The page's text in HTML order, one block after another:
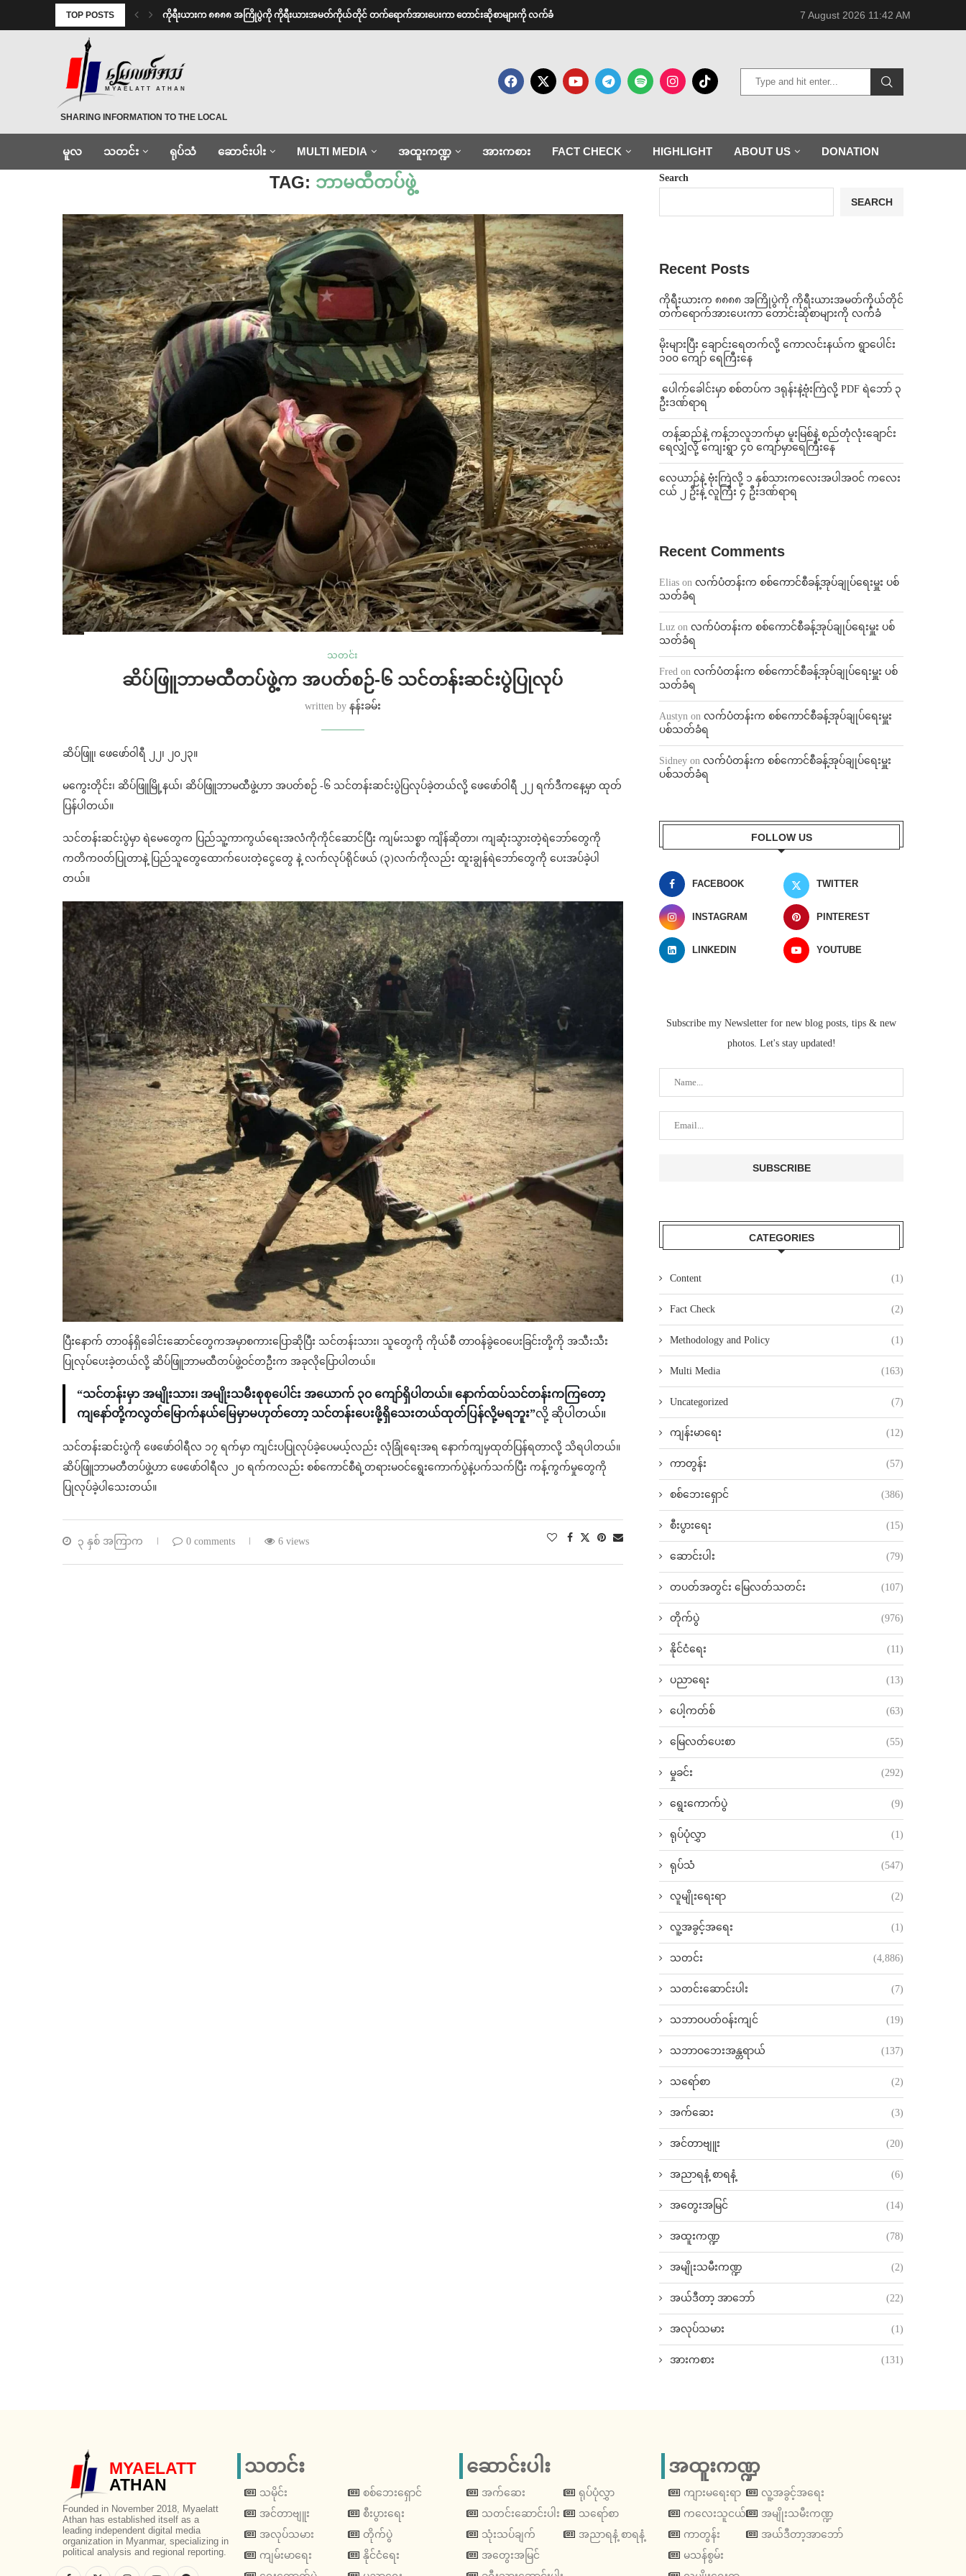
TOP POSTS ကိုရီးယားက ၈၈၈၈ အကြိုပွဲကို ကိုရီးယားအမတ်ကိုယ်တိုင် တက်ရောက်အားပေးကာ တောင်းဆိုစာများကို လက်ခံ 7 August 2026 11:42 AM
MYAELATT ATHAN
SHARING INFORMATION TO THE LOCAL
မူလ သတင်း ရုပ်သံ ဆောင်းပါး MULTI MEDIA အထူးကဏ္ဍ အားကစား FACT CHECK HIGHLIGHT ABOUT US DONATION
Home ဘာမထီတပ်ဖွဲ့
TAG: ဘာမထီတပ်ဖွဲ့
သတင်း
ဆိပ်ဖြူဘာမထီတပ်ဖွဲ့က အပတ်စဉ်-၆ သင်တန်းဆင်းပွဲပြုလုပ်
written by နန်းခမ်း
ဆိပ်ဖြူ၊ ဖေဖော်ဝါရီ ၂၂၊ ၂၀၂၃။
မကွေးတိုင်း၊ ဆိပ်ဖြူမြို့နယ်၊ ဆိပ်ဖြူဘာမထီဖွဲ့ဟာ အပတ်စဉ် -၆ သင်တန်းဆင်းပွဲပြလုပ်ခဲ့တယ်လို့ ဖေဖော်ဝါရီ ၂၂ ရက်ဒီကနေ့မှာ ထုတ်
ပြန်ပါတယ်။
သင်တန်းဆင်းပွဲမှာ ရဲမေတွေက ပြည်သူ့ကာကွယ်ရေးအလံကိုကိုင်ဆောင်ပြီး ကျမ်းသစ္စာ ကျိန်ဆိုတာ၊ ကျဆုံးသွားတဲ့ရဲဘော်‌တွေကို
ကတိက၀တ်ပြုတာနဲ့ ပြည်သူတွေထောက်ပေးတဲ့ငွေတွေ နဲ့ လက်လုပ်ရိုင်ဖယ် (၃)လက်ကိုလည်း ထူးချွန်ရဲဘော်တွေကို ပေးအပ်ခဲ့ပါ
တယ်။
ပြီးနောက် တာ၀န်ရှိခေါင်းဆောင်‌‌တွေကအမှာစကားပြောဆိုပြီး သင်တန်းသား၊ သူတွေကို ကိုယ်စီ တာ၀န်ခွဲဝေပေးခြင်းတို့ကို အသီးသီး
ပြုလုပ်ပေးခဲ့တယ်လို့ ဆိပ်ဖြူဘာမထီတပ်ဖွဲ့ဝင်တဦးက အခုလိုပြောပါတယ်။
“သင်တန်းမှာ အမျိုးသား၊ အမျိုးသမီးစုစု‌ပေါင်း အ‌ယောက် ၃၀ ကျော်ရှိပါတယ်။ နောက်ထပ်သင်တန်းကကြတော့
ကျနော်တို့ကလွတ်မြောက်နယ်မြေမှာမဟုတ်တော့ သင်တန်းပေးဖို့ရှိသေးတယ်ထုတ်ပြန်လို့မရဘူး”လို့ ဆိုပါတယ်။
သင်တန်းဆင်းပွဲကို ဖေဖော်ဝါရီလ ၁၇ ရက်မှာ ကျင်းပပြုလုပ်ခဲ့ပေမယ့်လည်း လုံခြုံရေးအရ နောက်ကျမှထုတ်ပြန်ရတာလို့ သိရပါတယ်။
ဆိပ်ဖြူဘာမတီတပ်ဖွဲ့ဟာ ဖေဖော်ဝါရီလ ၂၀ ရက်ကလည်း စစ်ကောင်စီရဲ့တရားမဝင်ရွေးကောက်ပွဲနဲ့ပက်သက်ပြီး ကန့်ကွက်မှုတွေကို
ပြုလုပ်ခဲ့ပါသေးတယ်။
၃ နှစ် အကြာက 0 comments 6 views
Search
SEARCH
Recent Posts
ကိုရီးယားက ၈၈၈၈ အကြိုပွဲကို ကိုရီးယားအမတ်ကိုယ်တိုင်
တက်ရောက်အားပေးကာ တောင်းဆိုစာများကို လက်ခံ
⁨မိုးများပြီး ချောင်းရေတက်လို့ ကောလင်းနယ်က ရွာပေါင်း
၁၀၀ ကျော် ရေကြီးနေ
⁩ ⁨ပေါက်ခေါင်းမှာ စစ်တပ်က ဒရုန်းနဲ့ဗုံးကြဲလို့ PDF ရဲဘော် ၃
ဦးဒဏ်ရာရ
⁩ ⁨တန့်ဆည်နဲ့ ကန့်ဘလူဘက်မှာ မူးမြစ်နဲ့ စည်တုံလုံးချောင်း
ရေလျှံလို့ ကျေးရွာ ၄၀ ကျော်မှာရေကြီးနေ
⁨လေယာဉ်နဲ့ ဗုံးကြဲလို့ ၁ နှစ်သားကလေးအပါအဝင် ကလေး
ငယ် ၂ ဦးနဲ့ လူကြီး ၄ ဦးဒဏ်ရာရ
Recent Comments
Elias on လက်ပံတန်းက စစ်ကောင်စီခန့်အုပ်ချုပ်ရေးမှူး ပစ်
သတ်ခံရ
Luz on လက်ပံတန်းက စစ်ကောင်စီခန့်အုပ်ချုပ်ရေးမှူး ပစ်
သတ်ခံရ
Fred on လက်ပံတန်းက စစ်ကောင်စီခန့်အုပ်ချုပ်ရေးမှူး ပစ်
သတ်ခံရ
Austyn on လက်ပံတန်းက စစ်ကောင်စီခန့်အုပ်ချုပ်ရေးမှူး
ပစ်သတ်ခံရ
Sidney on လက်ပံတန်းက စစ်ကောင်စီခန့်အုပ်ချုပ်ရေးမှူး
ပစ်သတ်ခံရ
FOLLOW US
FACEBOOK TWITTER
INSTAGRAM PINTEREST
LINKEDIN YOUTUBE
Subscribe my Newsletter for new blog posts, tips & new
photos. Let's stay updated!
CATEGORIES
Content (1)
Fact Check (2)
Methodology and Policy (1)
Multi Media (163)
Uncategorized (7)
ကျန်းမာရေး (12)
ကာတွန်း (57)
စစ်ဘေးရှောင် (386)
စီးပွားရေး (15)
ဆောင်းပါး (79)
တပတ်အတွင်း မြေလတ်သတင်း (107)
တိုက်ပွဲ (976)
နိုင်ငံရေး (11)
ပညာရေး (13)
ပေါ့ကတ်စ် (63)
မြေလတ်ပေးစာ (55)
မှုခင်း (292)
ရွေးကောက်ပွဲ (9)
ရုပ်ပုံလွှာ (1)
ရုပ်သံ (547)
လူမျိုးရေးရာ (2)
လူ့အခွင့်အရေး (1)
သတင်း (4,886)
သတင်းဆောင်းပါး (7)
သဘာဝပတ်ဝန်းကျင် (19)
သဘာဝဘေးအန္တရာယ် (137)
သရော်စာ (2)
အက်ဆေး (3)
အင်တာဗျူး (20)
အညာရနံ့ စာရနံ့ (6)
အတွေးအမြင် (14)
အထူးကဏ္ဍ (78)
အမျိုးသမီးကဏ္ဍ (2)
အယ်ဒီတာ့ အာဘော် (22)
အလုပ်သမား (1)
အားကစား (131)
MYAELATT
ATHAN
Founded in November 2018, Myaelatt
Athan has established itself as a
leading independent digital media
organization in Myanmar, specializing in
political analysis and regional reporting.
သတင်း
သမိုင်း
အင်တာဗျူး
အလုပ်သမား
ကျမ်းမာရေး
စစ်ဘေးရှောင်
စီးပွားရေး
တိုက်ပွဲ
နိုင်ငံရေး
ဆောင်းပါး
အက်ဆေး
သတင်းဆောင်းပါး
သုံးသပ်ချက်
အတွေးအမြင်
ရုပ်ပုံလွှာ
သရော်စာ
အညာရနံ့ စာရနံ့
အထူးကဏ္ဍ
ကျားမရေးရာ
ကလေးသူငယ်
ကာတွန်း
မသန်စွမ်း
လူ့အခွင့်အရေး
အမျိုးသမီးကဏ္ဍ
အယ်ဒီတာ့အာဘော်